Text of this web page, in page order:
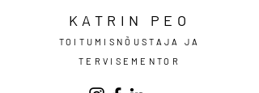
KATRIN PEO
TOITUMISNÕUSTAJA JA
TERVISEMENTOR